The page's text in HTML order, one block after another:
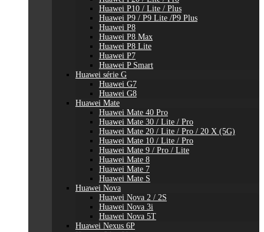
Huawei P10 / Lite / Plus
Huawei P9 / P9 Lite /P9 Plus
Huawei P8
Huawei P8 Max
Huawei P8 Lite
Huawei P7
Huawei P Smart
Huawei série G
Huawei G7
Huawei G8
Huawei Mate
Huawei Mate 40 Pro
Huawei Mate 30 / Lite / Pro
Huawei Mate 20 / Lite / Pro / 20 X (5G)
Huawei Mate 10 / Lite / Pro
Huawei Mate 9 / Pro / Lite
Huawei Mate 8
Huawei Mate 7
Huawei Mate S
Huawei Nova
Huawei Nova 2 / 2S
Huawei Nova 3i
Huawei Nova 5T
Huawei Nexus 6P